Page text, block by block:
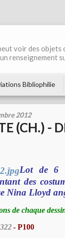
voir des
renseignement
Bibliophilie
2012
(CH.) -
Lot de 6
des
Nina Lloyd
de chaque
- P100